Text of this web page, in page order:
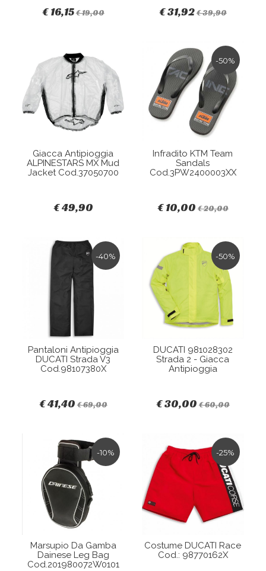
€ 16,15€ 19,00 € 31,92€ 39,90
Giacca Antipioggia
ALPINESTARS MX Mud
Jacket Cod.37050700
€ 49,90
-50%
Infradito KTM Team
Sandals
Cod.3PW2400003XX
€ 10,00€ 20,00
-40%
Pantaloni Antipioggia
DUCATI Strada V3
Cod.98107380X
€ 41,40€ 69,00
-50%
DUCATI 981028302
Strada 2 - Giacca
Antipioggia
€ 30,00€ 60,00
-10%
Marsupio Da Gamba
Dainese Leg Bag
Cod.201980072W0101
-25%
Costume DUCATI Race
Cod.: 98770162X